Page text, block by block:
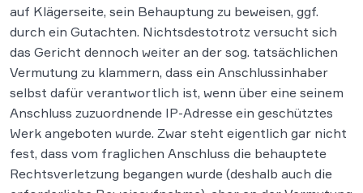
auf Klägerseite, sein Behauptung zu beweisen, ggf.
durch ein Gutachten. Nichtsdestotrotz versucht sich
das Gericht dennoch weiter an der sog. tatsächlichen
Vermutung zu klammern, dass ein Anschlussinhaber
selbst dafür verantwortlich ist, wenn über eine seinem
Anschluss zuzuordnende IP-Adresse ein geschütztes
Werk angeboten wurde. Zwar steht eigentlich gar nicht
fest, dass vom fraglichen Anschluss die behauptete
Rechtsverletzung begangen wurde (deshalb auch die